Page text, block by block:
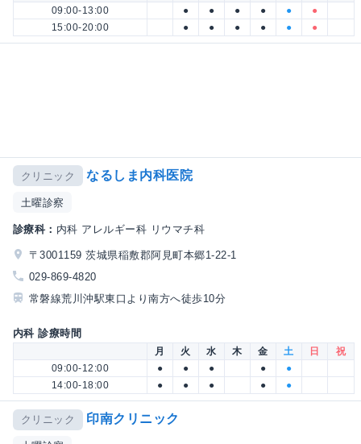
09:00-13:00
● ● ● ● ●
●
15:00-20:00
● ● ● ● ● ●
クリニック なるしま内科医院
土曜診察
診療科： 内科 アレルギー科 リウマチ科
〒3001159 茨城県稲敷郡阿見町本郷1-22-1
029-869-4820
常磐線荒川沖駅東口より南方へ徒歩10分
内科 診療時間
月 火 水 木 金 土 日
祝
09:00-12:00
● ● ● ●
●
14:00-18:00
● ● ● ● ●
クリニック 印南クリニック